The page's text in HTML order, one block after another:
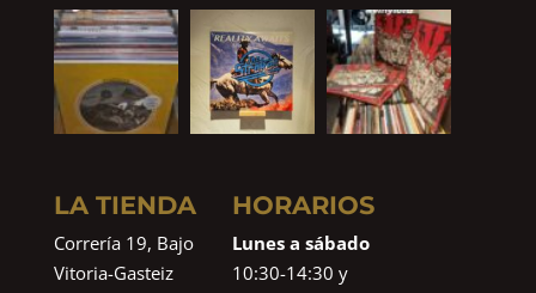
LA TIENDA
Correría 19, Bajo
Vitoria-Gasteiz
HORARIOS
Lunes a sábado
10:30-14:30 y